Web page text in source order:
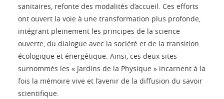
sanitaires, refonte des modalités d’accueil. Ces efforts
ont ouvert la voie à une transformation plus profonde,
intégrant pleinement les principes de la science
ouverte, du dialogue avec la société et de la transition
écologique et énergétique. Ainsi, ces deux sites
surnommés les « Jardins de la Physique » incarnent à la
fois la mémoire vive et l’avenir de la diffusion du savoir
scientifique.